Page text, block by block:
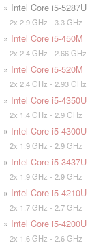
» Intel Core i5-5287U
2x 2.9 GHz - 3.3 GHz
» Intel Core i5-450M
2x 2.4 GHz - 2.66 GHz
» Intel Core i5-520M
2x 2.4 GHz - 2.93 GHz
» Intel Core i5-4350U
2x 1.4 GHz - 2.9 GHz
» Intel Core i5-4300U
2x 1.9 GHz - 2.9 GHz
» Intel Core i5-3437U
2x 1.9 GHz - 2.9 GHz
» Intel Core i5-4210U
2x 1.7 GHz - 2.7 GHz
» Intel Core i5-4200U
2x 1.6 GHz - 2.6 GHz